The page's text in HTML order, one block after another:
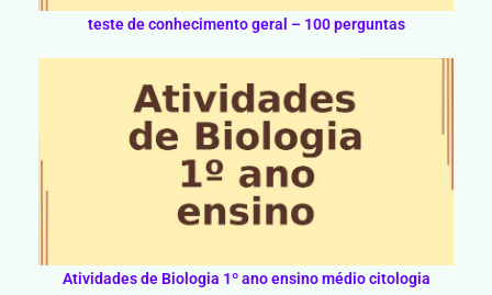
teste de conhecimento geral – 100 perguntas
Atividades de Biologia 1º ano ensino médio citologia